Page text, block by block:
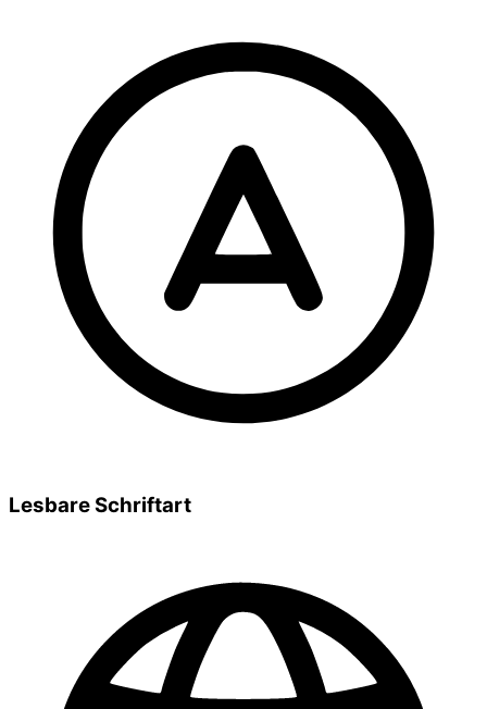
Lesbare Schriftart